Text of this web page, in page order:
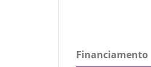
Financiamento